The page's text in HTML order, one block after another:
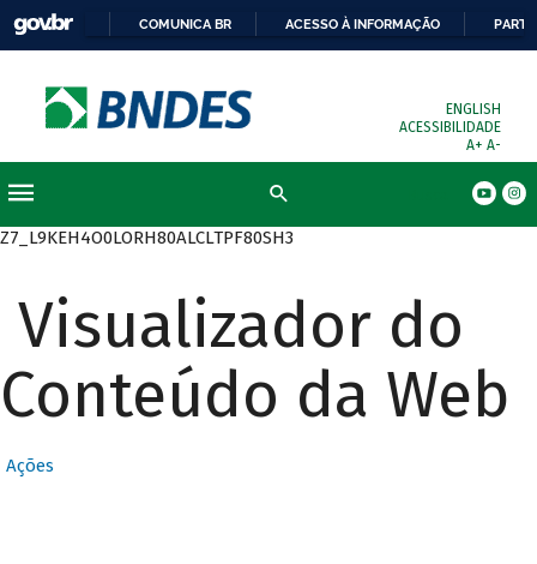
COMUNICA BR ACESSO À INFORMAÇÃO
ENGLISH
ACESSIBILIDADE
A+ A-
Z7_L9KEH4O0LORH80ALCLTPF80SH3
Visualizador do
Conteúdo da Web
Ações